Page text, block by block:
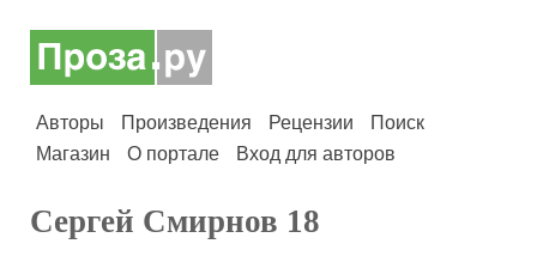
Авторы Произведения Рецензии
Поиск
Магазин
О портале Вход для авторов
Сергей Смирнов 18